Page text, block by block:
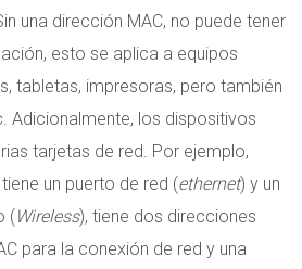
una dirección MAC, no puede tener
esto se aplica a equipos
tabletas, impresoras, pero también
Adicionalmente, los dispositivos
tarjetas de red. Por ejemplo,
un puerto de red (ethernet) y un
(Wireless), tiene dos direcciones
para la conexión de red y una